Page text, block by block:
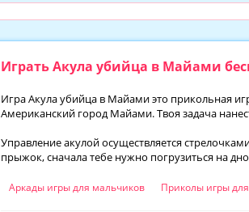
Играть Акула убийца в Майами
Игра Акула убийца в Майами это прикольная
Американский город Майами. Твоя задача
Управление акулой осуществляется
прыжок, сначала тебе нужно погрузиться на
Аркады игры для мальчиков Приколы игры